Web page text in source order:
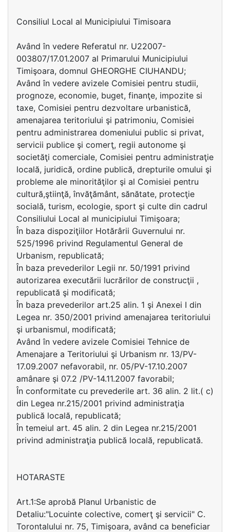
Consiliul Local al Municipiului Timisoara
Având în vedere Referatul nr. U22007-
003807/17.01.2007 al Primarului Municipiului
Timişoara, domnul GHEORGHE CIUHANDU;
Având în vedere avizele Comisiei pentru studii,
prognoze, economie, buget, finanţe, impozite si
taxe, Comisiei pentru dezvoltare urbanistică,
amenajarea teritoriului şi patrimoniu, Comisiei
pentru administrarea domeniului public si privat,
servicii publice şi comerţ, regii autonome şi
societăţi comerciale, Comisiei pentru administraţie
locală, juridică, ordine publică, drepturile omului şi
probleme ale minorităţilor şi al Comisiei pentru
cultură,ştiinţă, învăţământ, sănătate, protecţie
socială, turism, ecologie, sport şi culte din cadrul
Consiliului Local al municipiului Timişoara;
În baza dispoziţiilor Hotărârii Guvernului nr.
525/1996 privind Regulamentul General de
Urbanism, republicată;
În baza prevederilor Legii nr. 50/1991 privind
autorizarea executării lucrărilor de construcţii ,
republicată şi modificată;
În baza prevederilor art.25 alin. 1 şi Anexei I din
Legea nr. 350/2001 privind amenajarea teritoriului
şi urbanismul, modificată;
Având în vedere avizele Comisiei Tehnice de
Amenajare a Teritoriului şi Urbanism nr. 13/PV-
17.09.2007 nefavorabil, nr. 05/PV-17.10.2007
amânare şi 07.2 /PV-14.11.2007 favorabil;
În conformitate cu prevederile art. 36 alin. 2 lit.( c)
din Legea nr.215/2001 privind administraţia
publică locală, republicată;
În temeiul art. 45 alin. 2 din Legea nr.215/2001
privind administraţia publică locală, republicată.
HOTARASTE
Art.1:Se aprobă Planul Urbanistic de
Detaliu:"Locuinte colective, comerţ şi servicii" C.
Torontalului nr. 75, Timişoara, având ca beneficiar